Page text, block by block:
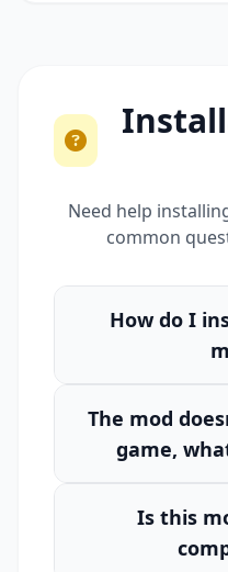
Need help
common
How do I
The mod
game,
Is this